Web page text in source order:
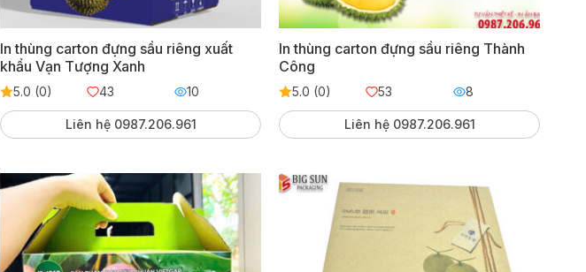
In thùng carton đựng sầu riêng xuất
khẩu Vạn Tượng Xanh
5.0 (0) 43 10
Liên hệ 0987.206.961
In thùng carton đựng sầu riêng Thành
Công
5.0 (0) 53 8
Liên hệ 0987.206.961